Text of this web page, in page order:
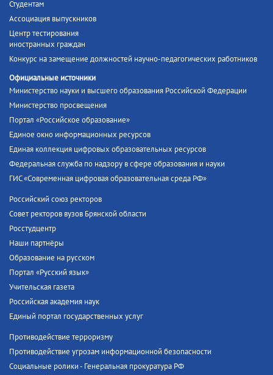
Студентам
Ассоциация выпускников
Центр тестирования
иностранных граждан
Конкурс на замещение должностей научно-педагогических работников
Официальные источники
Министерство науки и высшего образования Российской Федерации
Министерство просвещения
Портал «Российское образование»
Единое окно информационных ресурсов
Единая коллекция цифровых образовательных ресурсов
Федеральная служба по надзору в сфере образования и науки
ГИС «Современная цифровая образовательная среда РФ»
Российский союз ректоров
Совет ректоров вузов Брянской области
Росстудцентр
Наши партнёры
Образование на русском
Портал «Русский язык»
Учительская газета
Российская академия наук
Единый портал государственных услуг
Противодействие терроризму
Противодействие угрозам информационной безопасности
Социальные ролики - Генеральная прокуратура РФ